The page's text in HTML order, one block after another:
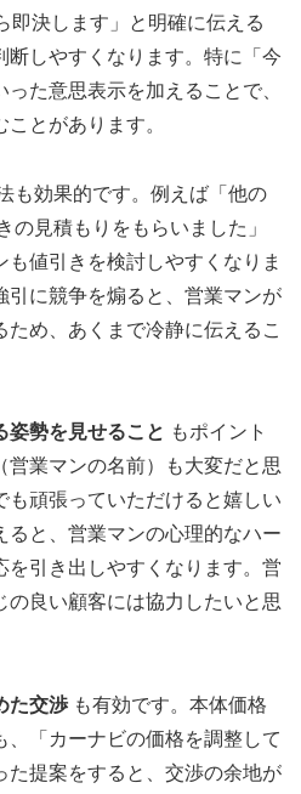
即決します」と明確に伝える
断しやすくなります。特に「今
た意思表示を加えることで、
とがあります。
も効果的です。例えば「他の
の見積もりをもらいました」
も値引きを検討しやすくなりま
引に競争を煽ると、営業マンが
め、あくまで冷静に伝えるこ
姿勢を見せること もポイント
営業マンの名前）も大変だと思
も頑張っていただけると嬉しい
ると、営業マンの心理的なハー
を引き出しやすくなります。営
の良い顧客には協力したいと思
た交渉 も有効です。本体価格
「カーナビの価格を調整して
た提案をすると、交渉の余地が